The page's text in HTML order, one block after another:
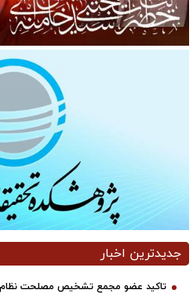
جدیدترین اخبار
تاکید عضو مجمع تشخیص مصلحت نظام